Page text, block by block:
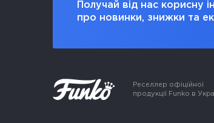
Получай від нас корисну
про новинки, знижки та
Реселлер офіційної
продукції Funko в